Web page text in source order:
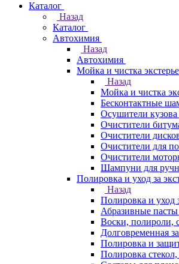
Каталог
Назад
Каталог
Автохимия
Назад
Автохимия
Мойка и чистка
Назад
Мойка и чистка
Бесконтактные
Осушители кузова
Очистители
Очистители
Очистители для
Очистители
Шампуни для
Полировка и уход за
Назад
Полировка и уход
Абразивные
Воски, полироли,
Долговременная
Полировка и
Полировка